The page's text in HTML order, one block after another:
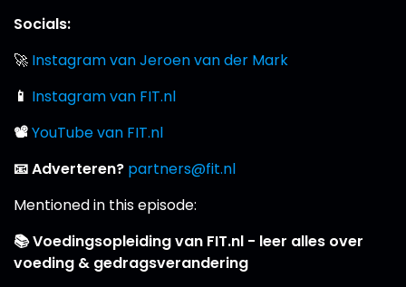
Socials:
🚀 Instagram van Jeroen van der Mark
📱 Instagram van FIT.nl
📽YouTube van FIT.nl
📧 Adverteren? partners@fit.nl
Mentioned in this episode:
📚 Voedingsopleiding van FIT.nl - leer alles over
voeding & gedragsverandering